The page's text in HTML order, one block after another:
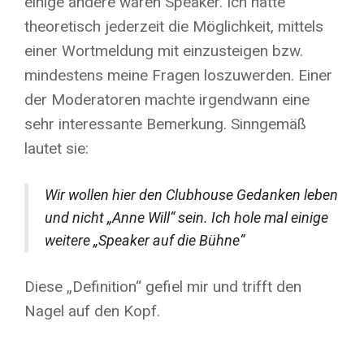
theoretisch jederzeit die Möglichkeit, mittels
einer Wortmeldung mit einzusteigen bzw.
mindestens meine Fragen loszuwerden. Einer
der Moderatoren machte irgendwann eine
sehr interessante Bemerkung. Sinngemäß
lautet sie:
Wir wollen hier den Clubhouse Gedanken leben
und nicht „Anne Will“ sein. Ich hole mal einige
weitere „Speaker auf die Bühne“
Diese „Definition“ gefiel mir und trifft den
Nagel auf den Kopf.